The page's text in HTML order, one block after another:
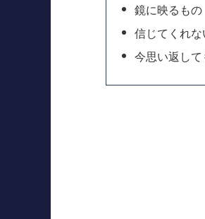
鏡に映るもの
信じてくれ
今思い返して